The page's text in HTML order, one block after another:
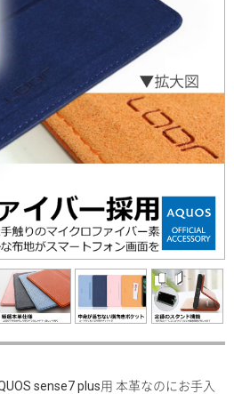
sense7 plus用 本革なのにお手入